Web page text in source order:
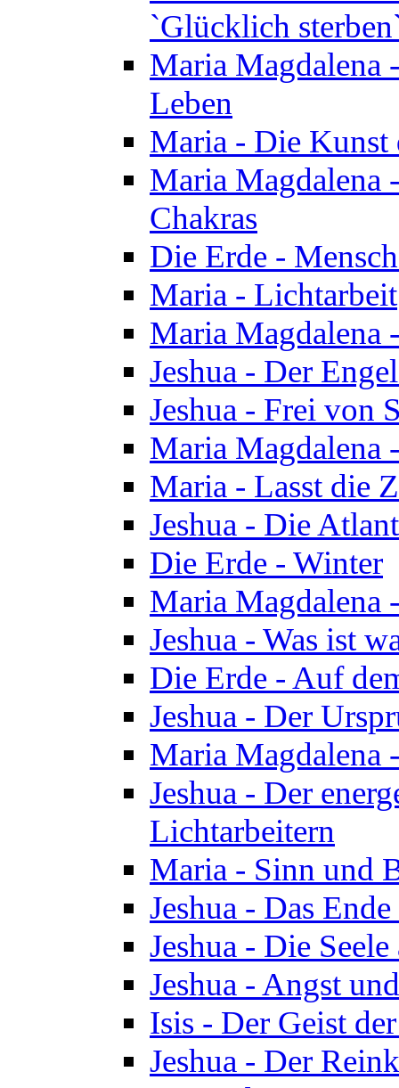
`Glücklich
Maria Magdalena
Leben
Maria - Die Kunst
Maria Magdalena
Chakras
Die Erde -
Maria - Lichtarbeit
Maria Magdalena
Jeshua - Der
Jeshua - Frei von
Maria Magdalena
Maria - Lasst die
Jeshua - Die
Die Erde - Winter
Maria Magdalena
Jeshua - Was ist
Die Erde - Auf
Jeshua - Der
Maria Magdalena
Jeshua - Der
Lichtarbeitern
Maria - Sinn und
Jeshua - Das
Jeshua - Die
Jeshua - Angst
Isis - Der Geist
Jeshua - Der